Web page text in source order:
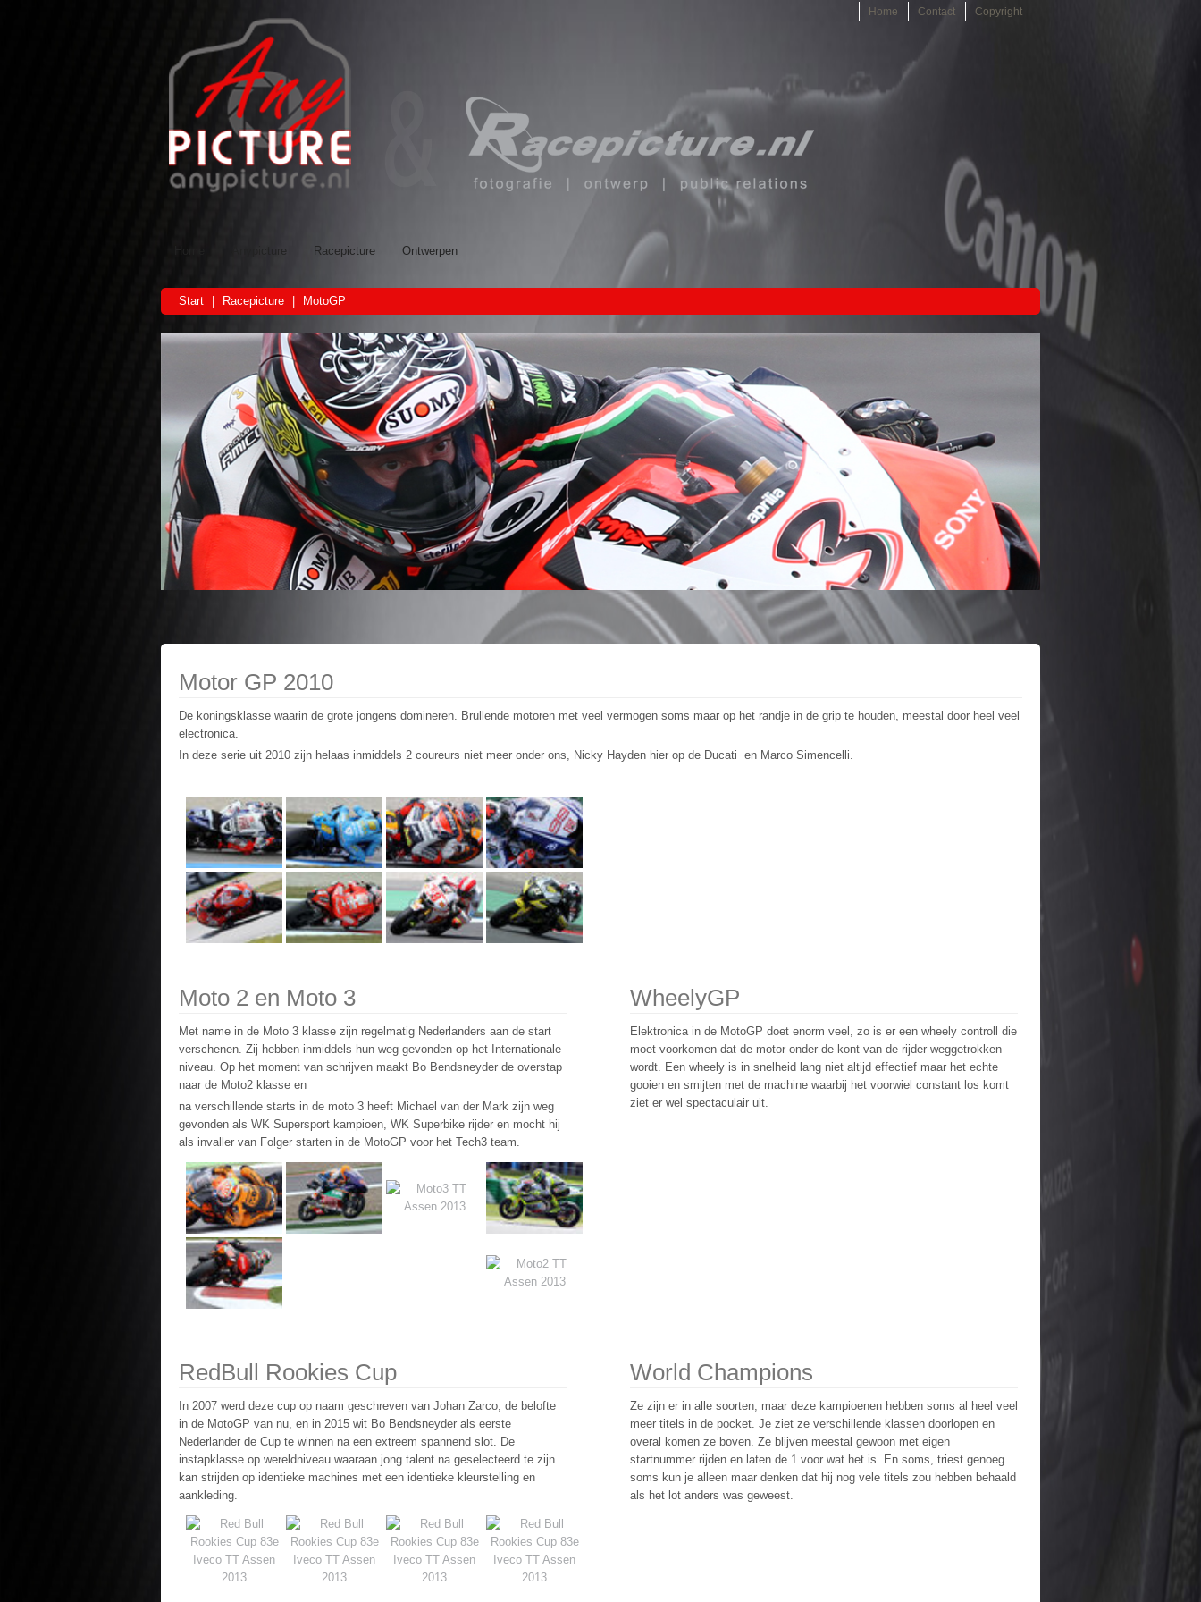
Home Contact Copyright
Anypicture Racepicture Ontwerpen
Start Racepicture MotoGP
Motor GP 2010
De koningsklasse waarin de grote jongens domineren. Brullende motoren met veel vermogen soms maar op het randje in de grip te houden, meestal door heel veel
electronica.
In deze serie uit 2010 zijn helaas inmiddels 2 coureurs niet meer onder ons, Nicky Hayden hier op de Ducati en Marco Simencelli.
Moto 2 en Moto 3
Met name in de Moto 3 klasse zijn regelmatig Nederlanders aan de start
verschenen. Zij hebben inmiddels hun weg gevonden op het Internationale
niveau. Op het moment van schrijven maakt Bo Bendsneyder de overstap
naar de Moto2 klasse en
na verschillende starts in de moto 3 heeft Michael van der Mark zijn weg
gevonden als WK Supersport kampioen, WK Superbike rijder en mocht hij
als invaller van Folger starten in de MotoGP voor het Tech3 team.
WheelyGP
Elektronica in de MotoGP doet enorm veel, zo is er een wheely controll die
moet voorkomen dat de motor onder de kont van de rijder weggetrokken
wordt. Een wheely is in snelheid lang niet altijd effectief maar het echte
gooien en smijten met de machine waarbij het voorwiel constant los komt
ziet er wel spectaculair uit.
RedBull Rookies Cup
In 2007 werd deze cup op naam geschreven van Johan Zarco, de belofte
in de MotoGP van nu, en in 2015 wit Bo Bendsneyder als eerste
Nederlander de Cup te winnen na een extreem spannend slot. De
instapklasse op wereldniveau waaraan jong talent na geselecteerd te zijn
kan strijden op identieke machines met een identieke kleurstelling en
aankleding.
World Champions
Ze zijn er in alle soorten, maar deze kampioenen hebben soms al heel veel
meer titels in de pocket. Je ziet ze verschillende klassen doorlopen en
overal komen ze boven. Ze blijven meestal gewoon met eigen
startnummer rijden en laten de 1 voor wat het is. En soms, triest genoeg
soms kun je alleen maar denken dat hij nog vele titels zou hebben behaald
als het lot anders was geweest.